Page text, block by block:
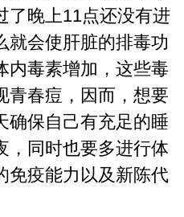
了晚上11点还没有进
就会使肝脏的排毒功
内毒素增加，这些毒
青春痘，因而，想要
确保自己有充足的睡
，同时也要多进行体
免疫能力以及新陈代